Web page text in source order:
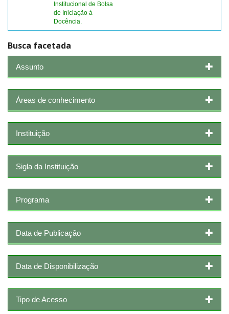
Institucional de Bolsa
de Iniciação à
Docência.
Busca facetada
Assunto
Áreas de conhecimento
Instituição
Sigla da Instituição
Programa
Data de Publicação
Data de Disponibilização
Tipo de Acesso